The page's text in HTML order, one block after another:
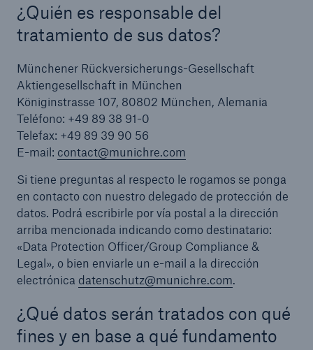
¿Quién es responsable del
tratamiento de sus datos?
Münchener Rückversicherungs-Gesellschaft
Aktiengesellschaft in München
Königinstrasse 107, 80802 München, Alemania
Teléfono: +49 89 38 91-0
Telefax: +49 89 39 90 56
E-mail: contact@munichre.com
Si tiene preguntas al respecto le rogamos se ponga
en contacto con nuestro delegado de protección de
datos. Podrá escribirle por vía postal a la dirección
arriba mencionada indicando como destinatario:
«Data Protection Officer/Group Compliance &
Legal», o bien enviarle un e-mail a la dirección
electrónica datenschutz@munichre.com.
¿Qué datos serán tratados con qué
fines y en base a qué fundamento